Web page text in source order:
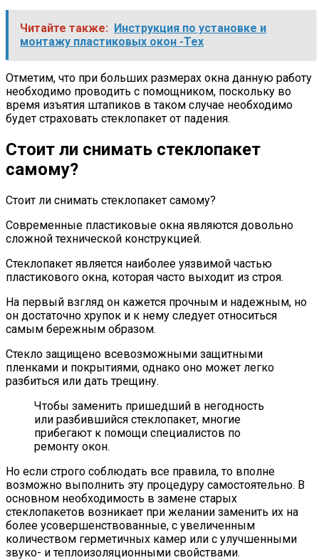
Читайте также:
Инструкция по установке и
монтажу пластиковых окон -Тех
Отметим, что при больших размерах окна данную работу
необходимо проводить с помощником, поскольку во
время изъятия штапиков в таком случае необходимо
будет страховать стеклопакет от падения.
Стоит ли снимать стеклопакет
самому?
Стоит ли снимать стеклопакет самому?
Современные пластиковые окна являются довольно
сложной технической конструкцией.
Стеклопакет является наиболее уязвимой частью
пластикового окна, которая часто выходит из строя.
На первый взгляд он кажется прочным и надежным, но
он достаточно хрупок и к нему следует относиться
самым бережным образом.
Стекло защищено всевозможными защитными
пленками и покрытиями, однако оно может легко
разбиться или дать трещину.
Чтобы заменить пришедший в негодность
или разбившийся стеклопакет, многие
прибегают к помощи специалистов по
ремонту окон.
Но если строго соблюдать все правила, то вполне
возможно выполнить эту процедуру самостоятельно. В
основном необходимость в замене старых
стеклопакетов возникает при желании заменить их на
более усовершенствованные, с увеличенным
количеством герметичных камер или с улучшенными
звуко- и теплоизоляционными свойствами.